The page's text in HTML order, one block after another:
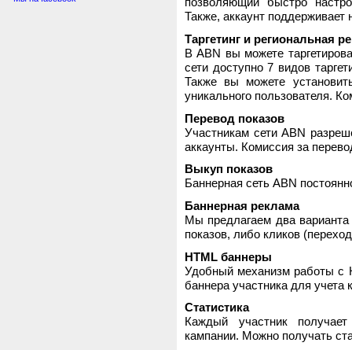
Также, аккаунт поддерживает
Таргетинг и региональная
В ABN вы можете
сети доступно 7 видов
Также вы можете
уникального пользователя.
Перевод показов
Участникам сети ABN
аккаунты. Комиссия за
Выкуп показов
Баннерная сеть ABN
Баннерная реклама
Мы предлагаем два
показов, либо кликов
HTML баннеры
Удобный механизм работы с
баннера участника для
Статистика
Каждый участник
кампании. Можно получать